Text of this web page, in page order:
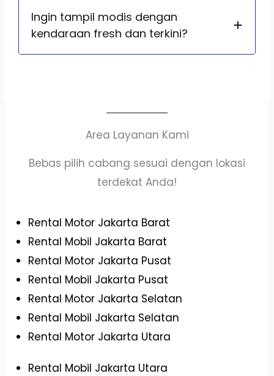
Ingin tampil modis dengan
kendaraan fresh dan terkini?
Area Layanan Kami
Bebas pilih cabang sesuai dengan lokasi
terdekat Anda!
Rental Motor Jakarta Barat
Rental Mobil Jakarta Barat
Rental Motor Jakarta Pusat
Rental Mobil Jakarta Pusat
Rental Motor Jakarta Selatan
Rental Mobil Jakarta Selatan
Rental Motor Jakarta Utara
Rental Mobil Jakarta Utara